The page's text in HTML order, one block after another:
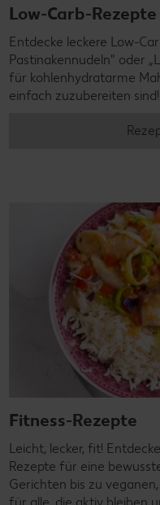
Low-Carb-Rezepte
Entdecke leckere Low-
Pastinakennudeln" oder
für kohlenhydratarme
einfach zuzubereiten sind!
Fitness-Rezepte
Leicht, lecker, fit!
Rezepte für eine
Gerichten bis zu
für alle, die aktiv bleiben